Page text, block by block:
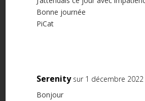
Bonne journée
PiCat
Serenity sur 1 décembre
Bonjour